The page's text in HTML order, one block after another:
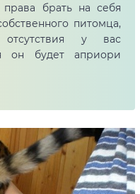
брать на себя
питомца,
у вас
он будет априори